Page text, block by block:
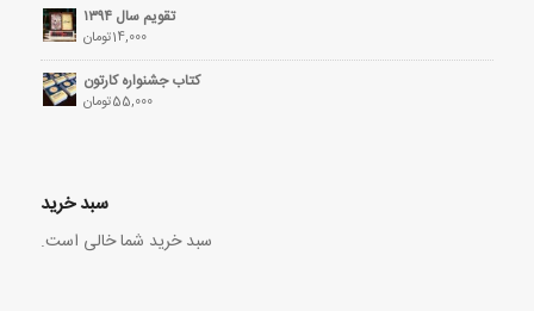
تقویم سال ۱۳۹۴
14,000تومان
کتاب جشنواره کارتون
55,000تومان
سبد خرید
سبد خرید شما خالی است.